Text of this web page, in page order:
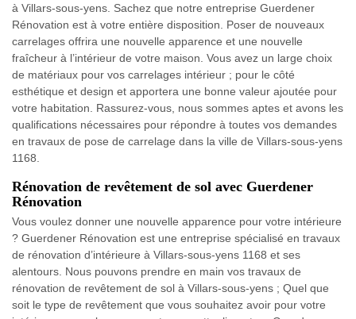
à Villars-sous-yens. Sachez que notre entreprise Guerdener
Rénovation est à votre entière disposition. Poser de nouveaux
carrelages offrira une nouvelle apparence et une nouvelle
fraîcheur à l’intérieur de votre maison. Vous avez un large choix
de matériaux pour vos carrelages intérieur ; pour le côté
esthétique et design et apportera une bonne valeur ajoutée pour
votre habitation. Rassurez-vous, nous sommes aptes et avons les
qualifications nécessaires pour répondre à toutes vos demandes
en travaux de pose de carrelage dans la ville de Villars-sous-yens
1168.
Rénovation de revêtement de sol avec Guerdener
Rénovation
Vous voulez donner une nouvelle apparence pour votre intérieure
? Guerdener Rénovation est une entreprise spécialisé en travaux
de rénovation d’intérieure à Villars-sous-yens 1168 et ses
alentours. Nous pouvons prendre en main vos travaux de
rénovation de revêtement de sol à Villars-sous-yens ; Quel que
soit le type de revêtement que vous souhaitez avoir pour votre